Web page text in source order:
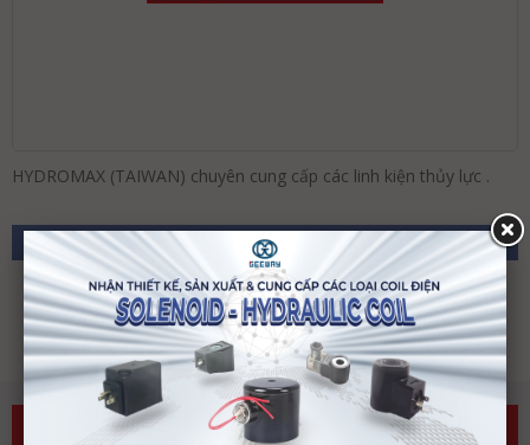
HYDROMAX (TAIWAN) chuyên cung cấp các linh kiện thủy lực .
Chọn menu
Chưa có sản phẩm nào
GỌI NGAY BẢN ĐỒ